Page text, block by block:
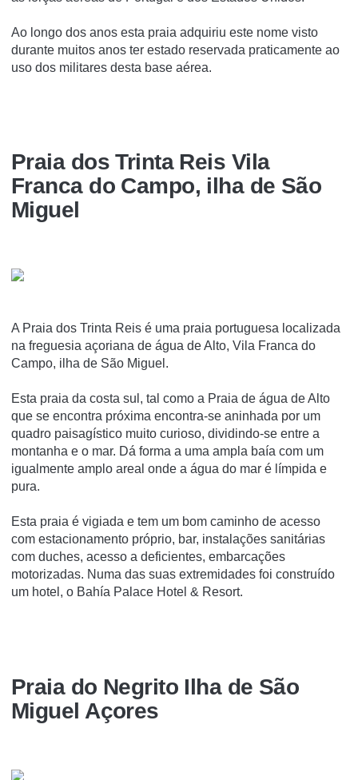
Ao longo dos anos esta praia adquiriu este nome visto
durante muitos anos ter estado reservada praticamente ao
uso dos militares desta base aérea.
Praia dos Trinta Reis Vila
Franca do Campo, ilha de São
Miguel
A Praia dos Trinta Reis é uma praia portuguesa localizada
na freguesia açoriana de água de Alto, Vila Franca do
Campo, ilha de São Miguel.
Esta praia da costa sul, tal como a Praia de água de Alto
que se encontra próxima encontra-se aninhada por um
quadro paisagí­stico muito curioso, dividindo-se entre a
montanha e o mar. Dá forma a uma ampla baí­a com um
igualmente amplo areal onde a água do mar é lí­mpida e
pura.
Esta praia é vigiada e tem um bom caminho de acesso
com estacionamento próprio, bar, instalações sanitárias
com duches, acesso a deficientes, embarcações
motorizadas. Numa das suas extremidades foi construí­do
um hotel, o Bahí­a Palace Hotel & Resort.
Praia do Negrito Ilha de São
Miguel Açores